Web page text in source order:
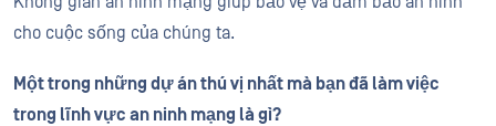
cho cuộc sống của chúng ta.
Một trong những dự án thú vị nhất mà bạn đã làm việc
trong lĩnh vực an ninh mạng là gì?